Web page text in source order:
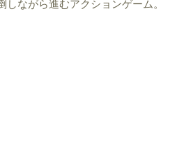
しながら進むアクションゲーム。